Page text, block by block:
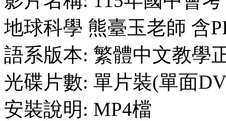
地球科學 熊臺玉老師 含
語系版本: 繁體中文教學
光碟片數: 單片裝(單面
安裝說明: MP4檔